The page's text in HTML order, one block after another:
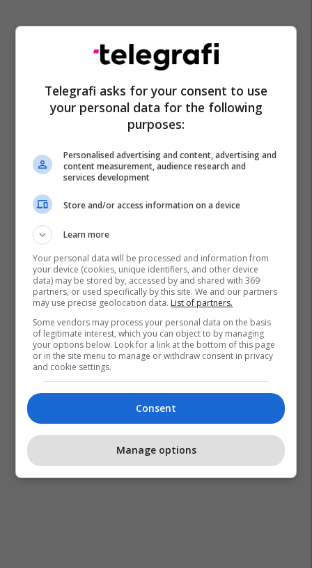
Telegrafi asks for your consent to use
your personal data for the following
purposes:
Personalised advertising and content, advertising and
content measurement, audience research and
services development
Store and/or access information on a device
Learn more
Your personal data will be processed and information from
your device (cookies, unique identifiers, and other device
data) may be stored by, accessed by and shared with 369
partners, or used specifically by this site. We and our partners
may use precise geolocation data. List of partners.
Some vendors may process your personal data on the basis
of legitimate interest, which you can object to by managing
your options below. Look for a link at the bottom of this page
or in the site menu to manage or withdraw consent in privacy
and cookie settings.
Consent
Manage options